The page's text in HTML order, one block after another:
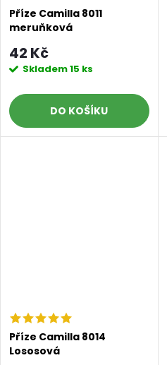
Příze Camilla 8011
meruňková
42 Kč
Skladem15 ks
DO KOŠÍKU
Příze Camilla 8014
Lososová